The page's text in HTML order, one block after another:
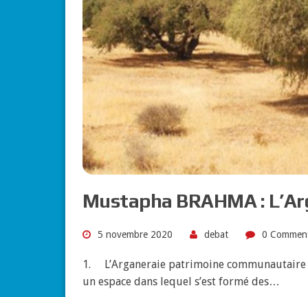
Mustapha BRAHMA :
5 novembre 2020 debat 0
1. L’Arganeraie patrimoine communautaire
un espace dans lequel s’est formé des…